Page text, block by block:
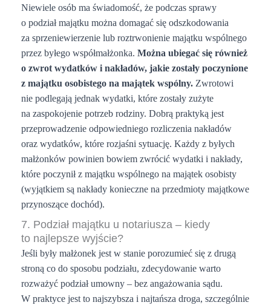
Niewiele osób ma świadomość, że podczas sprawy
o podział majątku można domagać się odszkodowania
za sprzeniewierzenie lub roztrwonienie majątku wspólnego
przez byłego współmałżonka. Można ubiegać się również
o zwrot wydatków i nakładów, jakie zostały poczynione
z majątku osobistego na majątek wspólny.Zwrotowi
nie podlegają jednak wydatki, które zostały zużyte
na zaspokojenie potrzeb rodziny. Dobrą praktyką jest
przeprowadzenie odpowiedniego rozliczenia nakładów
oraz wydatków, które rozjaśni sytuację. Każdy z byłych
małżonków powinien bowiem zwrócić wydatki i nakłady,
które poczynił z majątku wspólnego na majątek osobisty
(wyjątkiem są nakłady konieczne na przedmioty majątkowe
przynoszące dochód).
7. Podział majątku u notariusza – kiedy
to najlepsze wyjście?
Jeśli były małżonek jest w stanie porozumieć się z drugą
stroną co do sposobu podziału, zdecydowanie warto
rozważyć podział umowny – bez angażowania sądu.
W praktyce jest to najszybsza i najtańsza droga, szczególnie